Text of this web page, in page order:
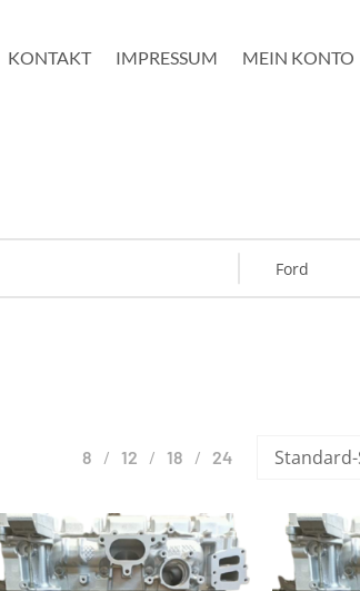
KONTAKT IMPRESSUM MEIN KONTO
8 12 18 24